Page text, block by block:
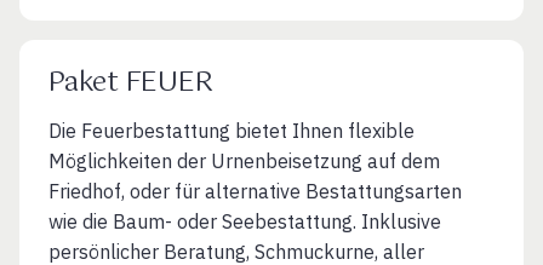
Paket FEUER
Die Feuerbestattung bietet Ihnen flexible
Möglichkeiten der Urnenbeisetzung auf dem
Friedhof, oder für alternative Bestattungsarten
wie die Baum- oder Seebestattung. Inklusive
persönlicher Beratung, Schmuckurne, aller